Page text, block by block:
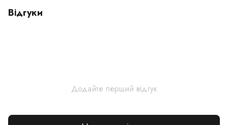
Відгуки
Додайте перший відгук